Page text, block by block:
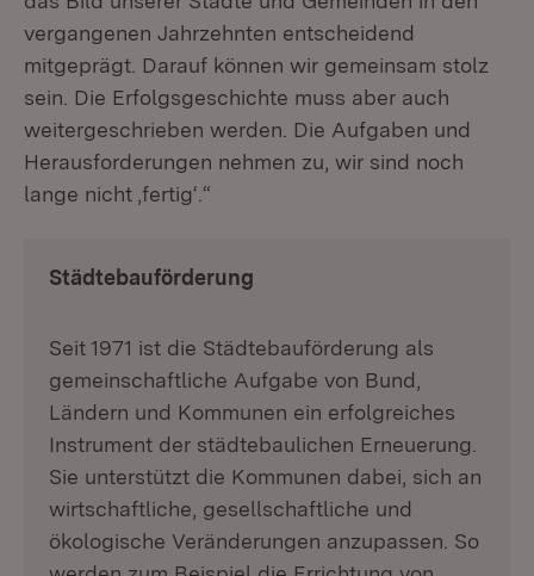
vergangenen Jahrzehnten entscheidend
mitgeprägt. Darauf können wir gemeinsam stolz
sein. Die Erfolgsgeschichte muss aber auch
weitergeschrieben werden. Die Aufgaben und
Herausforderungen nehmen zu, wir sind noch
lange nicht ‚fertig‘.“
Städtebauförderung
Seit 1971 ist die Städtebauförderung als
gemeinschaftliche Aufgabe von Bund,
Ländern und Kommunen ein erfolgreiches
Instrument der städtebaulichen Erneuerung.
Sie unterstützt die Kommunen dabei, sich an
wirtschaftliche, gesellschaftliche und
ökologische Veränderungen anzupassen. So